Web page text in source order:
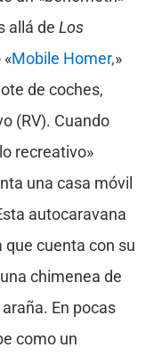
allá de Los
Mobile Homer,»
de coches,
(RV). Cuando
recreativo»
una casa móvil
autocaravana
cuenta con su
chimenea de
En pocas
como un